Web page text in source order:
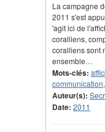
La campagne
2011 s'est
'agit ici de
coralliens,
coralliens sont
ensemble…
Mots-clés:
communication,
Auteur(s):
Date: 2011